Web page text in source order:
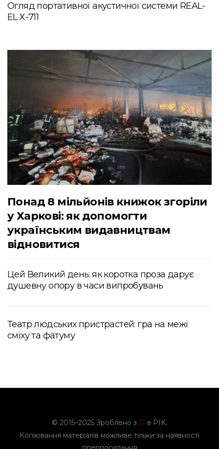
Огляд портативної акустичної системи REAL-
EL X-711
Понад 8 мільйонів книжок згоріли
у Харкові: як допомогти
українським видавництвам
відновитися
Цей Великий день: як коротка проза дарує
душевну опору в часи випробувань
Театр людських пристрастей: гра на межі
сміху та фатуму
© 2015–2025 Зроблено з ♡ в PIK.
Копіювання матеріалів можливе тільки за наявності